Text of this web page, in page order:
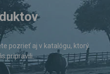
pozrieť aj v katalógu, ktorý
pripravili.